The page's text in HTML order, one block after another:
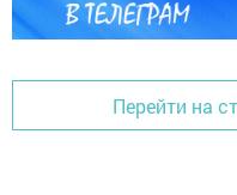
Перейти на